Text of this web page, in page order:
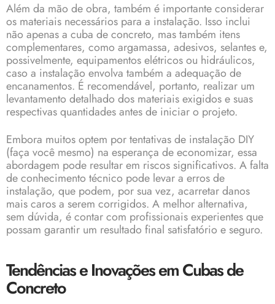
Além da mão de obra, também é importante considerar
os materiais necessários para a instalação. Isso inclui
não apenas a cuba de concreto, mas também itens
complementares, como argamassa, adesivos, selantes e,
possivelmente, equipamentos elétricos ou hidráulicos,
caso a instalação envolva também a adequação de
encanamentos. É recomendável, portanto, realizar um
levantamento detalhado dos materiais exigidos e suas
respectivas quantidades antes de iniciar o projeto.
Embora muitos optem por tentativas de instalação DIY
(faça você mesmo) na esperança de economizar, essa
abordagem pode resultar em riscos significativos. A falta
de conhecimento técnico pode levar a erros de
instalação, que podem, por sua vez, acarretar danos
mais caros a serem corrigidos. A melhor alternativa,
sem dúvida, é contar com profissionais experientes que
possam garantir um resultado final satisfatório e seguro.
Tendências e Inovações em Cubas de
Concreto